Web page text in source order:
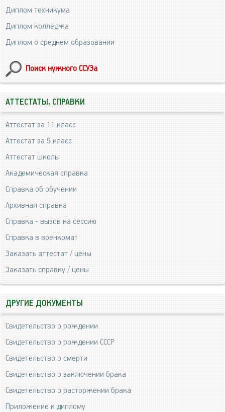
Диплом техникума
Диплом колледжа
Диплом о среднем образовании
Поиск нужного ССУЗа
АТТЕСТАТЫ, СПРАВКИ
Аттестат за 11 класс
Аттестат за 9 класс
Аттестат школы
Академическая справка
Справка об обучении
Архивная справка
Справка - вызов на сессию
Справка в военкомат
Заказать аттестат / цены
Заказать справку / цены
ДРУГИЕ ДОКУМЕНТЫ
Свидетельство о рождении
Свидетельство о рождении СССР
Свидетельство о смерти
Свидетельство о заключении брака
Свидетельство о расторжении брака
Приложение к диплому